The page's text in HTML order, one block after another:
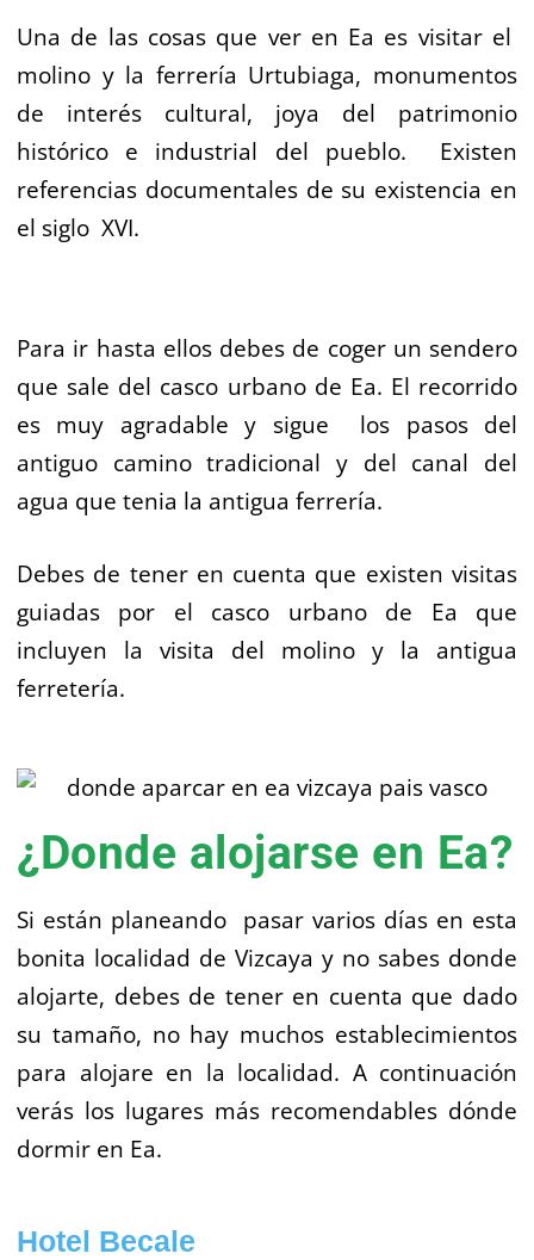
Una de las cosas que ver en Ea es visitar el
molino y la ferrería Urtubiaga, monumentos
de interés cultural, joya del patrimonio
histórico e industrial del pueblo. Existen
referencias documentales de su existencia en
el siglo XVI.
Para ir hasta ellos debes de coger un sendero
que sale del casco urbano de Ea. El recorrido
es muy agradable y sigue los pasos del
antiguo camino tradicional y del canal del
agua que tenia la antigua ferrería.
Debes de tener en cuenta que existen visitas
guiadas por el casco urbano de Ea que
incluyen la visita del molino y la antigua
ferretería.
¿Donde alojarse en Ea?
Si están planeando pasar varios días en esta
bonita localidad de Vizcaya y no sabes donde
alojarte, debes de tener en cuenta que dado
su tamaño, no hay muchos establecimientos
para alojare en la localidad. A continuación
verás los lugares más recomendables dónde
dormir en Ea.
Hotel Becale